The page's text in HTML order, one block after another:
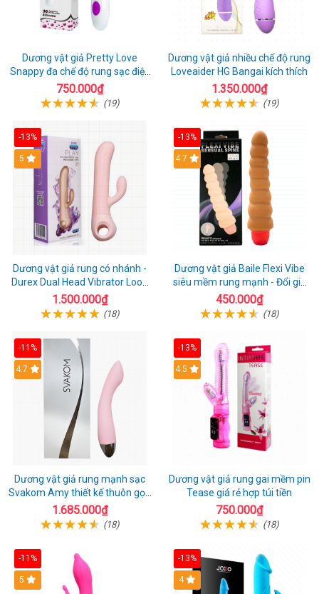
Dương vật giả Pretty Love
Snappy đa chế độ rung sạc điện
kích thích nữ
750.000₫
(19)
Dương vật giả nhiều chế độ rung
Loveaider HG Bangai kích thích
1.350.000₫
(19)
-13%
5
Dương vật giả rung có nhánh -
Durex Dual Head Vibrator Loop
21
1.500.000₫
(18)
-13%
4.7
Dương vật giả Baile Flexi Vibe
siêu mềm rung mạnh - Đổi gió
cuộc yêu mới
450.000₫
(18)
-11%
4.7
Dương vật giả rung mạnh sạc
Svakom Amy thiết kế thuôn gọn
dễ dùng
1.685.000₫
(18)
-13%
4.5
Dương vật giả rung gai mềm pin
Tease giá rẻ hợp túi tiền
750.000₫
(18)
-11%
5
-13%
4